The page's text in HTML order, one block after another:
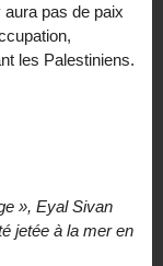
aura pas de paix
les Palestiniens.
», Eyal Sivan
jetée à la mer en